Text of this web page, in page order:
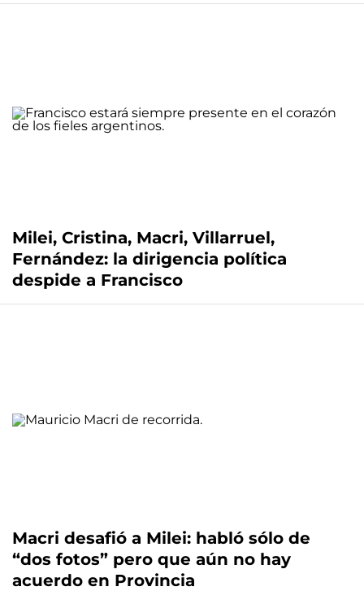
Milei, Cristina, Macri, Villarruel,
Fernández: la dirigencia política
despide a Francisco
Macri desafió a Milei: habló sólo de
“dos fotos” pero que aún no hay
acuerdo en Provincia